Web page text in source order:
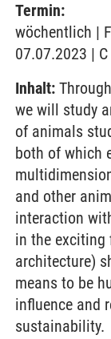
Termin:
wöchentlich |
07.07.2023 |
Inhalt:
we will study
of animals
both of which
and other
interaction
in the exciting
architecture)
means to be
influence and
sustainability.